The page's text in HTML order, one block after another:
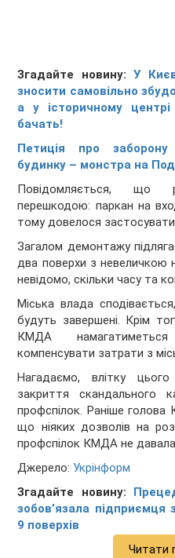
Згадайте новину:У
зносити самовільно
а у історичному
бачать!
Петиція про
будинку – монстра на
Повідомляється, що
перешкодою: паркан на
тому довелося
Загалом демонтажу
два поверхи з невеличкою
невідомо, скільки часу та
Міська влада
будуть завершені. Крім
КМДА
компенсувати затрати з
Нагадаємо, влітку
закриття скандального
профспілок. Раніше голова
що ніяких дозволів на
профспілок КМДА не
Джерело:Укрінформ
Згадайте новину:
зобов’язала
9 поверхів
Читати